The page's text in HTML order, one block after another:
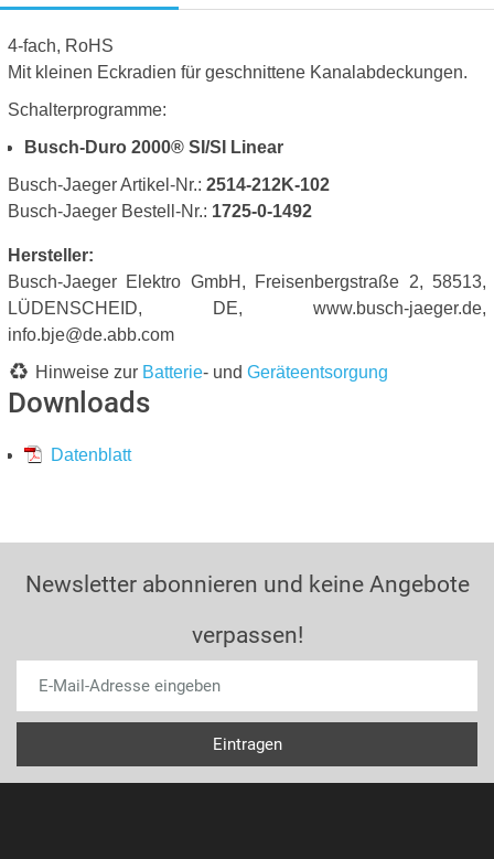
4-fach, RoHS
Mit kleinen Eckradien für geschnittene Kanalabdeckungen.
Schalterprogramme:
Busch-Duro 2000® SI/SI Linear
Busch-Jaeger Artikel-Nr.: 2514-212K-102
Busch-Jaeger Bestell-Nr.: 1725-0-1492
Hersteller:
Busch-Jaeger Elektro GmbH, Freisenbergstraße 2, 58513,
LÜDENSCHEID, DE, www.busch-jaeger.de,
info.bje@de.abb.com
Hinweise zur Batterie- und Geräteentsorgung
Downloads
Datenblatt
Newsletter abonnieren und keine Angebote
verpassen!